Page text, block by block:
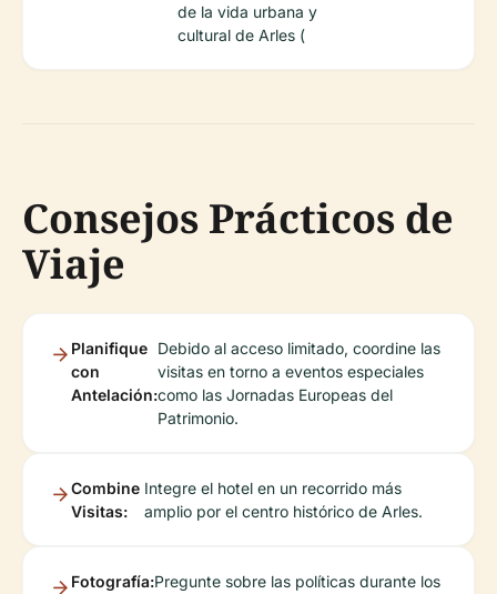
de la vida urbana y
cultural de Arles (
Consejos Prácticos de
Viaje
Planifique
con
Antelación:
Debido al acceso limitado, coordine las
visitas en torno a eventos especiales
como las Jornadas Europeas del
Patrimonio.
Combine
Visitas:
Integre el hotel en un recorrido más
amplio por el centro histórico de Arles.
Fotografía:Pregunte sobre las políticas durante los